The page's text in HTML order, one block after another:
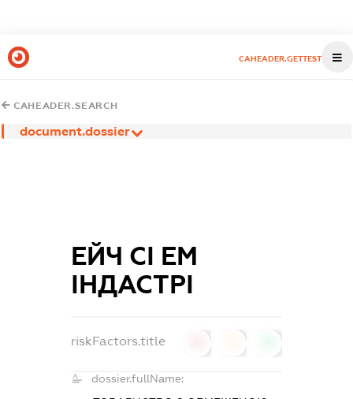
CAHEADER.GETTEST
CAHEADER.SEARCH
document.dossier
ЕЙЧ СІ ЕМ
ІНДАСТРІ
riskFactors.title
dossier.fullName: